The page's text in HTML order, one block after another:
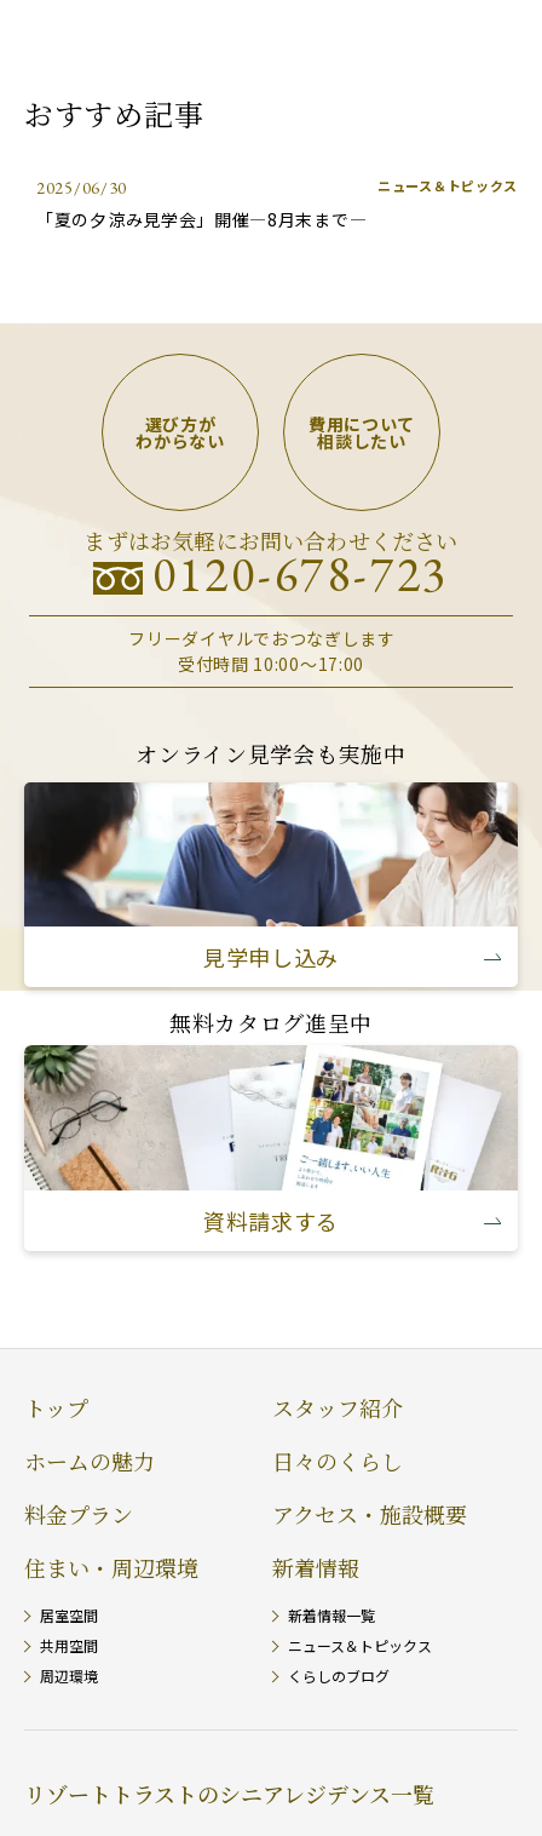
おすすめ記事
2025/06/30 ニュース＆トピックス
「夏の夕涼み見学会」開催―8月末まで―
選び方が
わからない
まずはお気軽にお問い合わせください
0120-678-723
フリーダイヤルでおつなぎします
受付時間 10:00～17:00
費用について
相談したい
オンライン見学会も実施中
見学申し込み
無料カタログ進呈中
資料請求する
トップ
ホームの魅力
料金プラン
住まい・周辺環境
居室空間
共用空間
周辺環境
スタッフ紹介
日々のくらし
アクセス・施設概要
新着情報
新着情報一覧
ニュース＆トピックス
くらしのブログ
リゾートトラストのシニアレジデンス一覧